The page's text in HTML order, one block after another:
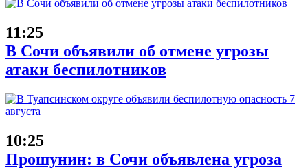
11:25
В Сочи объявили об отмене угрозы
атаки беспилотников
10:25
Прошунин: в Сочи объявлена угроза